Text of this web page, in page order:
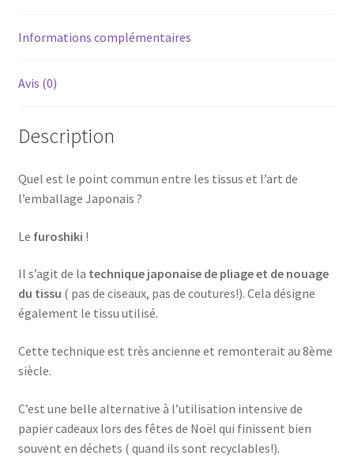
Informations complémentaires
Avis (0)
Description
Quel est le point commun entre les tissus et l’art de
l’emballage Japonais ?
Le furoshiki !
Il s’agit de la technique japonaise de pliage et de nouage
du tissu ( pas de ciseaux, pas de coutures!). Cela désigne
également le tissu utilisé.
Cette technique est très ancienne et remonterait au 8ème
siècle.
C’est une belle alternative à l’utilisation intensive de
papier cadeaux lors des fêtes de Noël qui finissent bien
souvent en déchets ( quand ils sont recyclables!).